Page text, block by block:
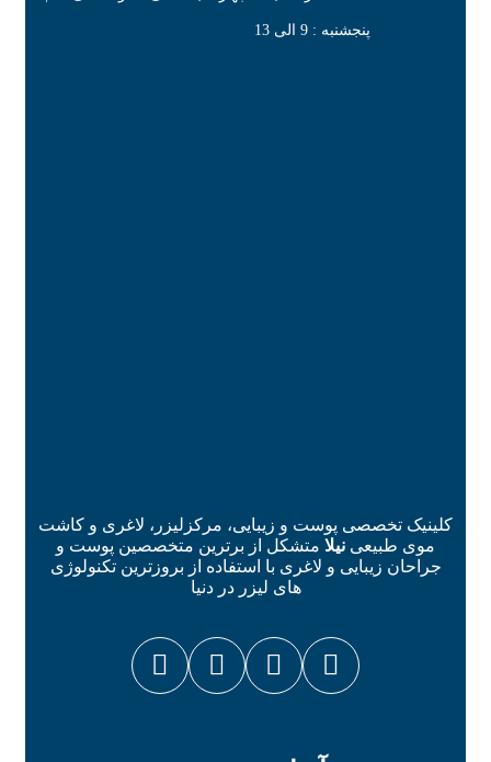
پنجشنبه : 9 الی 13
کلینیک تخصصی پوست و زیبایی، مرکزلیزر، لاغری و کاشت
موی طبیعی نیلا متشکل از برترین متخصصین پوست و
جراحان زیبایی و لاغری با استفاده از بروزترین تکنولوژی
های لیزر در دنیا